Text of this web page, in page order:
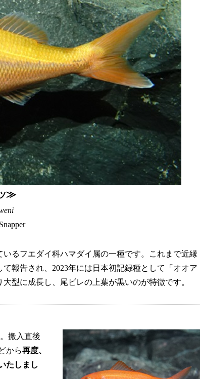
≫
るフエダイ科ハマダイ属の一種です。これまで近縁
報告され、2023年には日本初記録種として「オオア
型に成長し、尾ビレの上葉が黒いのが特徴です。
搬入直後
から再度、
たしまし